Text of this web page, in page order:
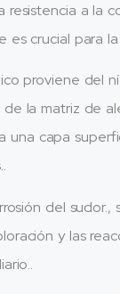
resistencia a la
es crucial para
proviene del
la matriz de
una capa
del sudor.,
y las